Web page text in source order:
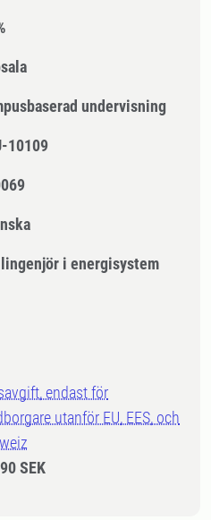
undervisning
10109
i energisystem
endast för
utanför EU, EES, och
SEK